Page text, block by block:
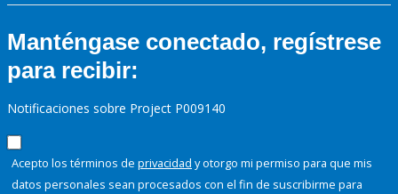
Manténgase conectado, regístrese
para recibir:
Notificaciones sobre Project P009140
Acepto los términos de privacidad y otorgo mi permiso para que mis
datos personales sean procesados con el fin de suscribirme para